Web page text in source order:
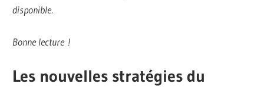
disponible.
Bonne lecture !
Les nouvelles stratégies du